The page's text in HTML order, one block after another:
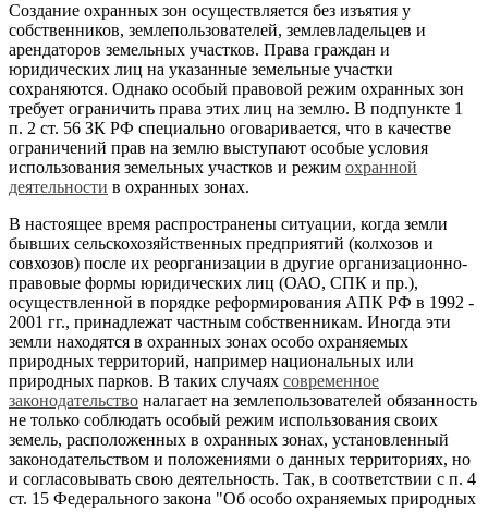
Создание охранных зон осуществляется без изъятия у
собственников, землепользователей, землевладельцев и
арендаторов земельных участков. Права граждан и
юридических лиц на указанные земельные участки
сохраняются. Однако особый правовой режим охранных зон
требует ограничить права этих лиц на землю. В подпункте 1
п. 2 ст. 56 ЗК РФ специально оговаривается, что в качестве
ограничений прав на землю выступают особые условия
использования земельных участков и режим охранной
деятельности в охранных зонах.
В настоящее время распространены ситуации, когда земли
бывших сельскохозяйственных предприятий (колхозов и
совхозов) после их реорганизации в другие организационно-
правовые формы юридических лиц (ОАО, СПК и пр.),
осуществленной в порядке реформирования АПК РФ в 1992 -
2001 гг., принадлежат частным собственникам. Иногда эти
земли находятся в охранных зонах особо охраняемых
природных территорий, например национальных или
природных парков. В таких случаях современное
законодательство налагает на землепользователей обязанность
не только соблюдать особый режим использования своих
земель, расположенных в охранных зонах, установленный
законодательством и положениями о данных территориях, но
и согласовывать свою деятельность. Так, в соответствии с п. 4
ст. 15 Федерального закона "Об особо охраняемых природных